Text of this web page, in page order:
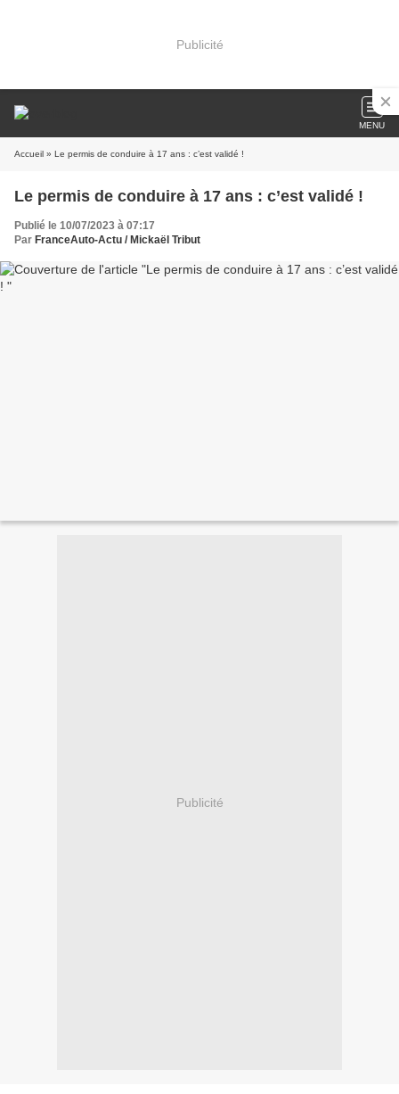
Publicité
MENU
Accueil » Le permis de conduire à 17 ans : c’est validé !
Le permis de conduire à 17 ans : c’est validé !
Publié le 10/07/2023 à 07:17
Par FranceAuto-Actu / Mickaël Tribut
Publicité